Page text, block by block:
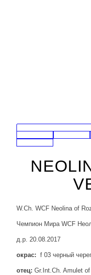
W.Ch. WCF Neolina of
Чемпион Мира WCF
д.р. 20.08.2017
окрас: f 03 черный
отец: Gr.Int.Ch. Amulet